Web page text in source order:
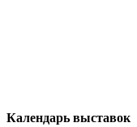
Календарь выставок